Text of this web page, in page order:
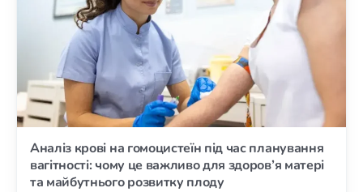
Аналіз крові на гомоцистеїн під час планування
вагітності: чому це важливо для здоров’я матері
та майбутнього розвитку плоду